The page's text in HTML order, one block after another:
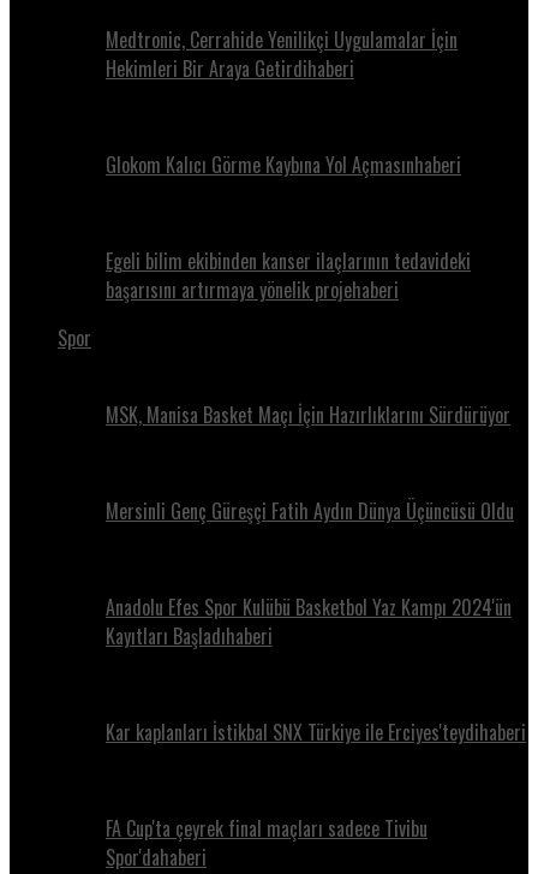
Medtronic, Cerrahide Yenilikçi Uygulamalar İçin
Hekimleri Bir Araya Getirdihaberi
Glokom Kalıcı Görme Kaybına Yol Açmasınhaberi
Egeli bilim ekibinden kanser ilaçlarının tedavideki
başarısını artırmaya yönelik projehaberi
Spor
MSK, Manisa Basket Maçı İçin Hazırlıklarını Sürdürüyor
Mersinli Genç Güreşçi Fatih Aydın Dünya Üçüncüsü Oldu
Anadolu Efes Spor Kulübü Basketbol Yaz Kampı 2024'ün
Kayıtları Başladıhaberi
Kar kaplanları İstikbal SNX Türkiye ile Erciyes'teydihaberi
FA Cup'ta çeyrek final maçları sadece Tivibu
Spor'dahaberi